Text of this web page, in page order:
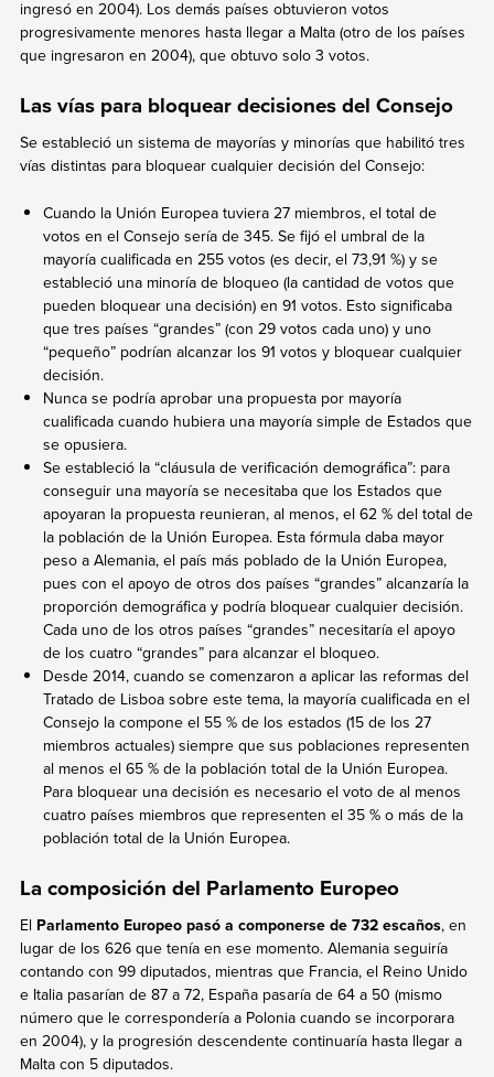
ingresó en 2004). Los demás países obtuvieron votos
progresivamente menores hasta llegar a Malta (otro de los países
que ingresaron en 2004), que obtuvo solo 3 votos.
Las vías para bloquear decisiones del Consejo
Se estableció un sistema de mayorías y minorías que habilitó tres
vías distintas para bloquear cualquier decisión del Consejo:
Cuando la Unión Europea tuviera 27 miembros, el total de
votos en el Consejo sería de 345. Se fijó el umbral de la
mayoría cualificada en 255 votos (es decir, el 73,91 %) y se
estableció una minoría de bloqueo (la cantidad de votos que
pueden bloquear una decisión) en 91 votos. Esto significaba
que tres países “grandes” (con 29 votos cada uno) y uno
“pequeño” podrían alcanzar los 91 votos y bloquear cualquier
decisión.
Nunca se podría aprobar una propuesta por mayoría
cualificada cuando hubiera una mayoría simple de Estados que
se opusiera.
Se estableció la “cláusula de verificación demográfica”: para
conseguir una mayoría se necesitaba que los Estados que
apoyaran la propuesta reunieran, al menos, el 62 % del total de
la población de la Unión Europea. Esta fórmula daba mayor
peso a Alemania, el país más poblado de la Unión Europea,
pues con el apoyo de otros dos países “grandes” alcanzaría la
proporción demográfica y podría bloquear cualquier decisión.
Cada uno de los otros países “grandes” necesitaría el apoyo
de los cuatro “grandes” para alcanzar el bloqueo.
Desde 2014, cuando se comenzaron a aplicar las reformas del
Tratado de Lisboa sobre este tema, la mayoría cualificada en el
Consejo la compone el 55 % de los estados (15 de los 27
miembros actuales) siempre que sus poblaciones representen
al menos el 65 % de la población total de la Unión Europea.
Para bloquear una decisión es necesario el voto de al menos
cuatro países miembros que representen el 35 % o más de la
población total de la Unión Europea.
La composición del Parlamento Europeo
El Parlamento Europeo pasó a componerse de 732 escaños, en
lugar de los 626 que tenía en ese momento. Alemania seguiría
contando con 99 diputados, mientras que Francia, el Reino Unido
e Italia pasarían de 87 a 72, España pasaría de 64 a 50 (mismo
número que le correspondería a Polonia cuando se incorporara
en 2004), y la progresión descendente continuaría hasta llegar a
Malta con 5 diputados.